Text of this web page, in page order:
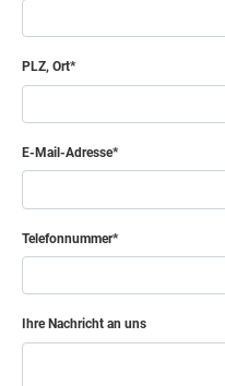
PLZ, Ort
E-Mail-Adresse
Telefonnummer
Ihre Nachricht an uns